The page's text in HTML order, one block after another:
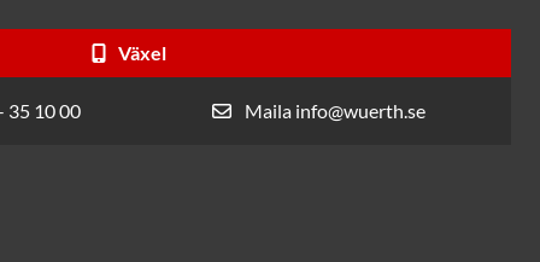
Växel
35 10 00 Maila info@wuerth.se